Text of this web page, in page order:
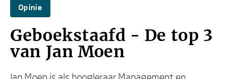
Opinie
Geboekstaafd - De top 3
van Jan Moen